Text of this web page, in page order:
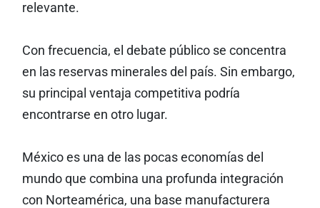
relevante.
Con frecuencia, el debate público se concentra
en las reservas minerales del país. Sin embargo,
su principal ventaja competitiva podría
encontrarse en otro lugar.
México es una de las pocas economías del
mundo que combina una profunda integración
con Norteamérica, una base manufacturera